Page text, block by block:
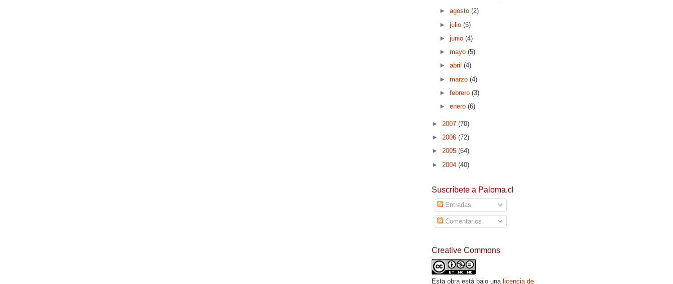
►agosto(2)
►julio(5)
►junio(4)
►mayo(5)
►abril(4)
►marzo(4)
►febrero(3)
►enero(6)
► 2007 (70)
► 2006 (72)
► 2005 (64)
► 2004 (40)
Suscríbete a Paloma.cl
Entradas
Comentarios
Creative Commons
Esta obra está bajo una licencia de